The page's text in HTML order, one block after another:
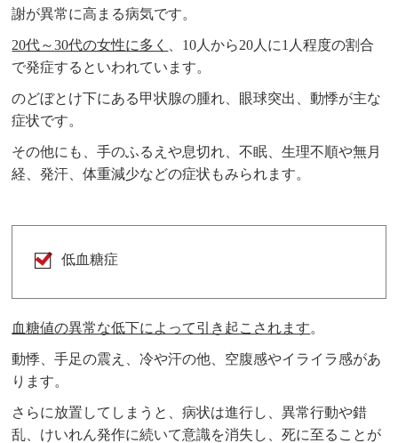
謝が異常に高まる病気です。
20代～30代の女性に多く
、10人から20人に1人程度の割合
で発症するといわれています。
のどぼとけ下にある甲状腺の腫れ、眼球突出、動悸が主な
症状です。
その他にも、手のふるえや息切れ、不眠、生理不順や無月
経、発汗、体重減少などの症状もみられます。
低血糖症
血糖値の異常な低下によって引き起こされます。
動悸、手足の震え、冷や汗の他、空腹感やイライラ感があ
ります。
さらに放置してしまうと、病状は進行し、異常行動や錯
乱、けいれん発作に続いて意識を消失し、死に至ることが